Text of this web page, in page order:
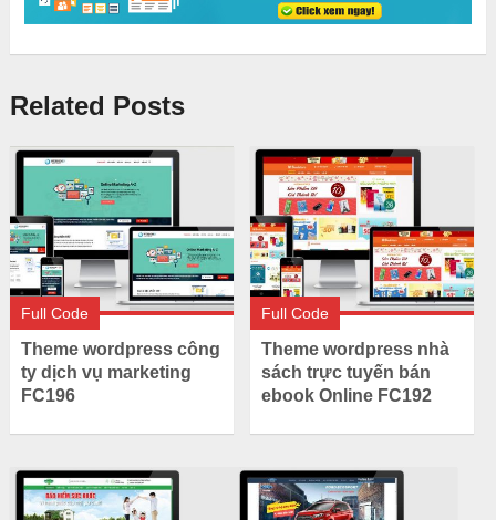
Related Posts
Full Code
Theme wordpress công
ty dịch vụ marketing
FC196
Full Code
Theme wordpress nhà
sách trực tuyến bán
ebook Online FC192